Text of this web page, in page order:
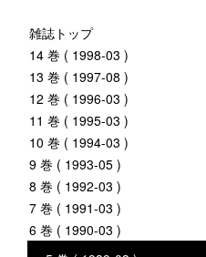
雑誌トップ
14 巻 ( 1998-03 )
13 巻 ( 1997-08 )
12 巻 ( 1996-03 )
11 巻 ( 1995-03 )
10 巻 ( 1994-03 )
9 巻 ( 1993-05 )
8 巻 ( 1992-03 )
7 巻 ( 1991-03 )
6 巻 ( 1990-03 )